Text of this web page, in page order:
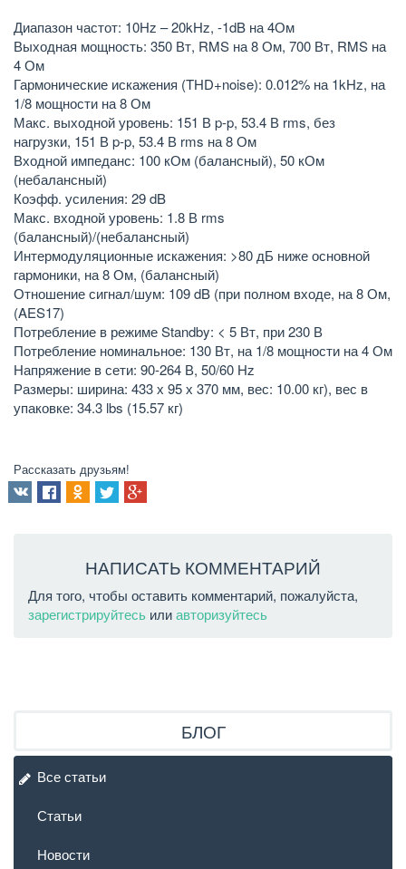
Диапазон частот: 10Hz – 20kHz, -1dB на 4Ом
Выходная мощность: 350 Вт, RMS на 8 Ом, 700 Вт, RMS на
4 Ом
Гармонические искажения (THD+noise): 0.012% на 1kHz, на
1/8 мощности на 8 Ом
Макс. выходной уровень: 151 В p-p, 53.4 В rms, без
нагрузки, 151 В p-p, 53.4 В rms на 8 Ом
Входной импеданс: 100 кОм (балансный), 50 кОм
(небалансный)
Коэфф. усиления: 29 dB
Макс. входной уровень: 1.8 В rms
(балансный)/(небалансный)
Интермодуляционные искажения: >80 дБ ниже основной
гармоники, на 8 Ом, (балансный)
Отношение сигнал/шум: 109 dB (при полном входе, на 8 Ом,
(AES17)
Потребление в режиме Standby: < 5 Вт, при 230 В
Потребление номинальное: 130 Вт, на 1/8 мощности на 4 Ом
Напряжение в сети: 90-264 В, 50/60 Hz
Размеры: ширина: 433 х 95 х 370 мм, вес: 10.00 кг), вес в
упаковке: 34.3 lbs (15.57 кг)
Рассказать друзьям!
НАПИСАТЬ КОММЕНТАРИЙ
Для того, чтобы оставить комментарий, пожалуйста,
зарегистрируйтесь илиавторизуйтесь
БЛОГ
Все статьи
Статьи
Новости